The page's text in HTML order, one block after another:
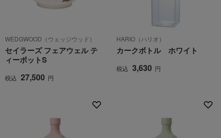
WEDGWOOD（ウェッジウッド）
セイラーズ フェアウェル テ
ィーポットS
税込 27,500 円
HARIO（ハリオ）
カークボトル ホワイト
税込 3,630 円